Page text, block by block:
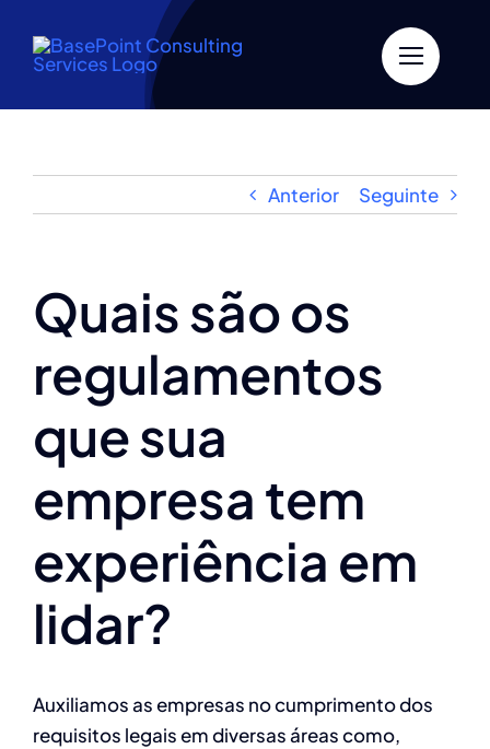
content
Anterior Seguinte
Quais são os
regulamentos
que sua
empresa tem
experiência em
lidar?
Auxiliamos as empresas no cumprimento dos
requisitos legais em diversas áreas como,